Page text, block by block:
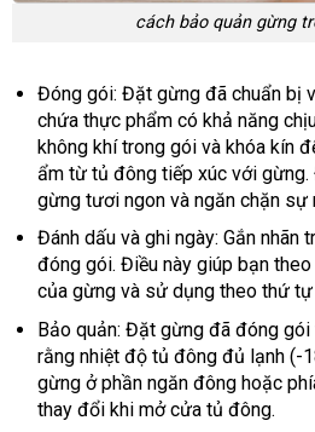
cách bảo quản gừng
Đóng gói: Đặt gừng đã chuẩn bị
chứa thực phẩm có khả năng
không khí trong gói và khóa kín
ẩm từ tủ đông tiếp xúc với
gừng tươi ngon và ngăn chặn sự
Đánh dấu và ghi ngày: Gắn nhãn
đóng gói. Điều này giúp bạn
của gừng và sử dụng theo thứ tự
Bảo quản: Đặt gừng đã đóng
rằng nhiệt độ tủ đông đủ lạnh (-
gừng ở phần ngăn đông hoặc
thay đổi khi mở cửa tủ đông.